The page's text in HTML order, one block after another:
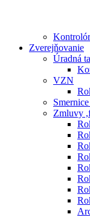
Zverejňovanie
Úradná
VZN
Zmluvy